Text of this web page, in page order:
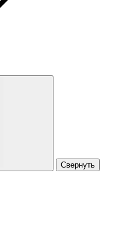
Свернуть